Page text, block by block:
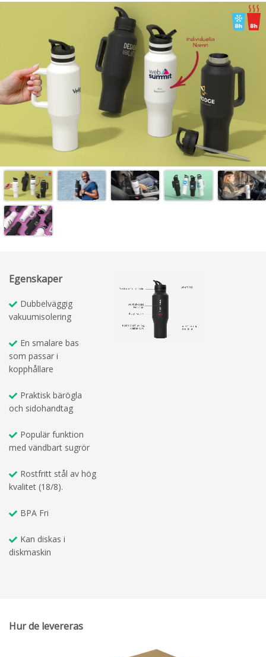
Egenskaper
Dubbelväggig
vakuumisolering
En smalare bas
som passar i
kopphållare
Praktisk bärögla
och sidohandtag
Populär funktion
med vändbart sugrör
Rostfritt stål av hög
kvalitet (18/8).
BPA Fri
Kan diskas i
diskmaskin
Hur de levereras